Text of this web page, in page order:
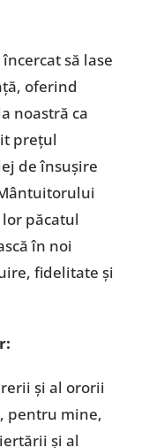
să lase
oferind
noastră ca
prețul
de însușire
păcatul
în noi
fidelitate și
și al ororii
pentru mine,
și al